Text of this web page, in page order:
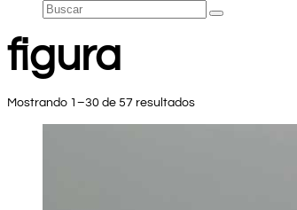
Buscar
Enviar
figura
Mostrando 1–30 de 57 resultados